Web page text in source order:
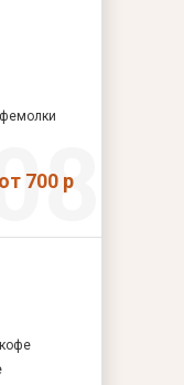
от 700 р